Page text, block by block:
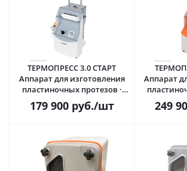
ТЕРМОПРЕСС 3.0 СТАРТ
Аппарат для изготовления
пластиночных протезов ·
Аверон (ВЕГА-ПРО) Россия
179 900руб./шт
Аппарат
Аверон
249